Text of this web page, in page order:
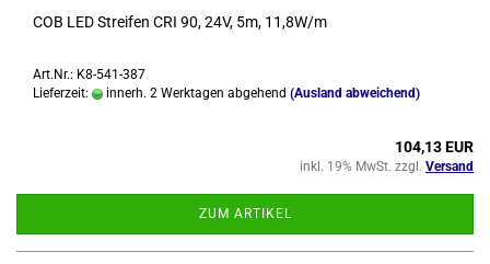
COB LED Strei­fen CRI 90, 24V, 5m, 11,8W/m
Art.Nr.: K8-541-387
Lieferzeit:
innerh. 2 Werktagen abgehend (Ausland abweichend)
104,13 EUR
inkl. 19% MwSt. zzgl. Versand
ZUM ARTIKEL